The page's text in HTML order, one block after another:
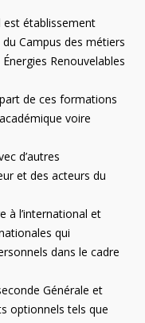
est établissement
Campus des métiers
Renouvelables
de ces formations
voire
d’autres
et des acteurs du
à l’international et
qui
dans le cadre
Générale et
optionnels tels que